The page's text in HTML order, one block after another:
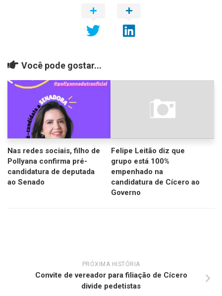
Você pode gostar...
Nas redes sociais, filho de
Pollyana confirma pré-
candidatura de deputada
ao Senado
Felipe Leitão diz que
grupo está 100%
empenhado na
candidatura de Cícero ao
Governo
PRÓXIMA HISTÓRIA
Convite de vereador para filiação de Cícero
divide pedetistas